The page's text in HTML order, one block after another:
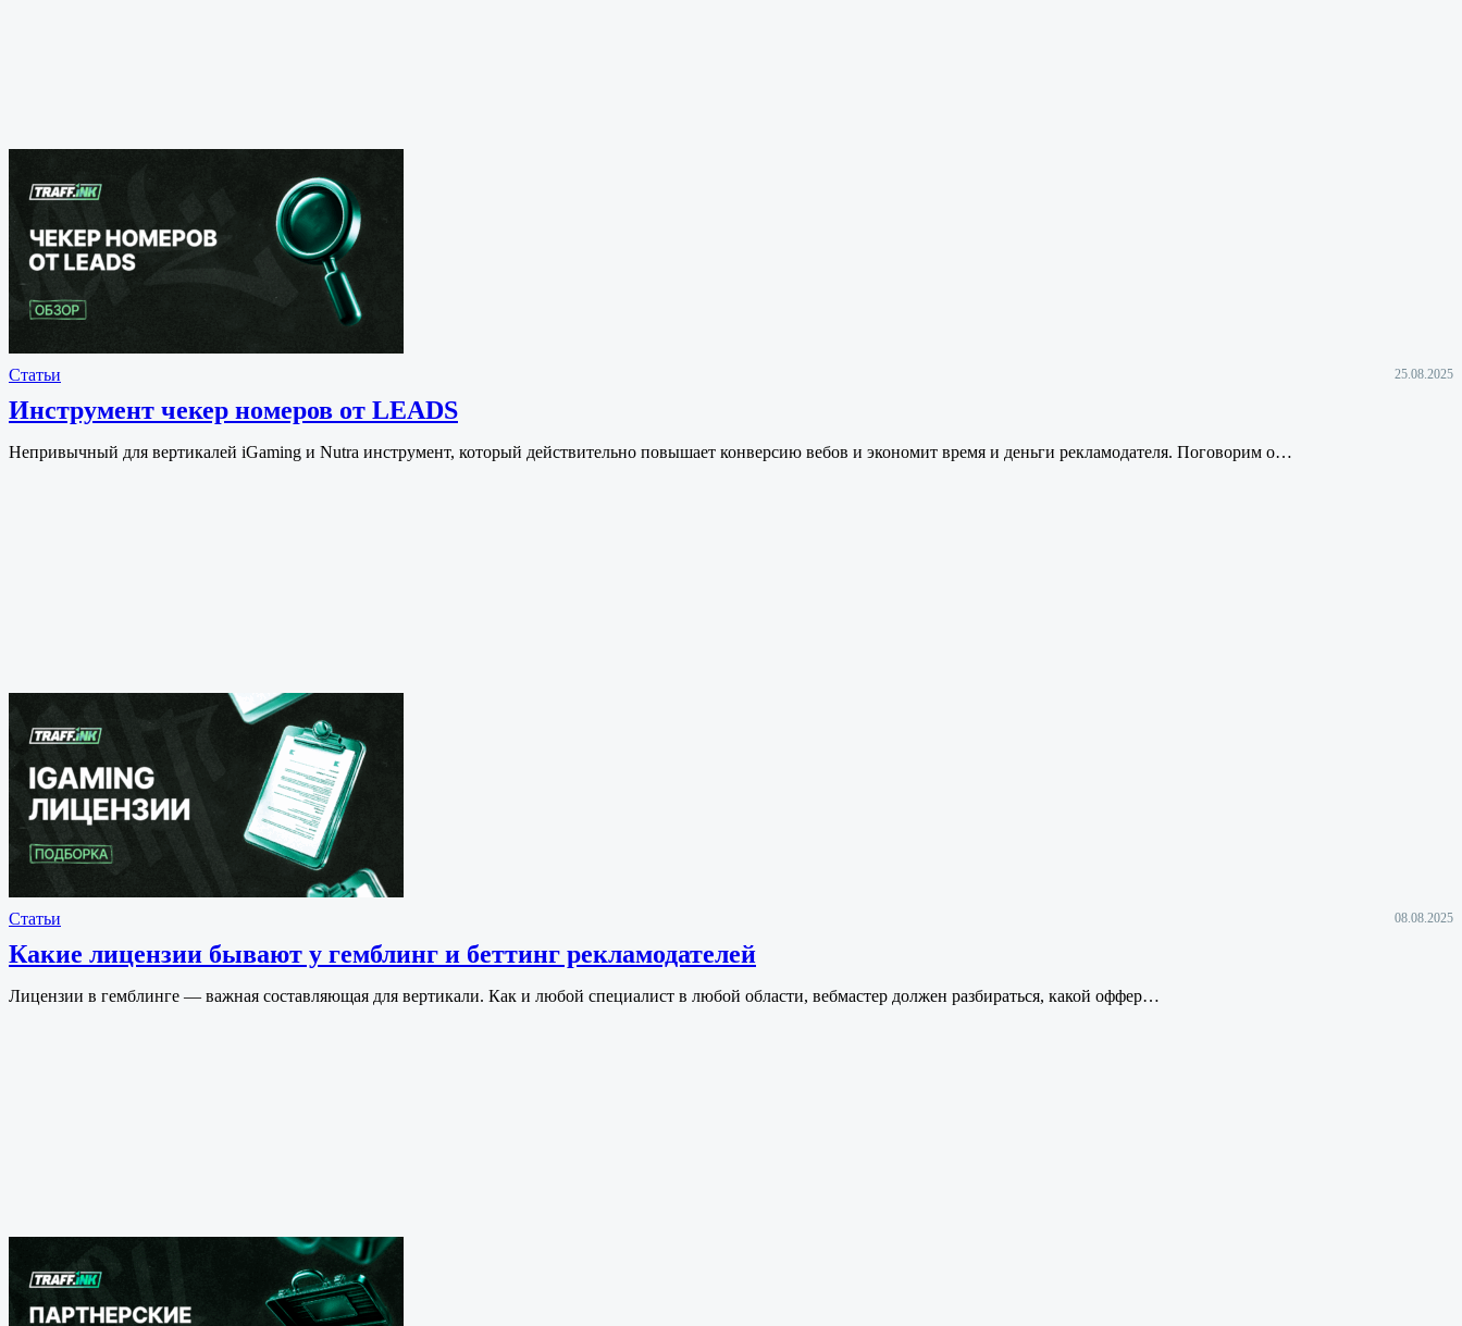
Статьи 25.08.2025
Инструмент чекер номеров от LEADS
Непривычный для вертикалей iGaming и Nutra инструмент, который действительно повышает конверсию вебов и экономит время и деньги рекламодателя. Поговорим о…
Статьи 08.08.2025
Какие лицензии бывают у гемблинг и беттинг рекламодателей
Лицензии в гемблинге — важная составляющая для вертикали. Как и любой специалист в любой области, вебмастер должен разбираться, какой оффер…